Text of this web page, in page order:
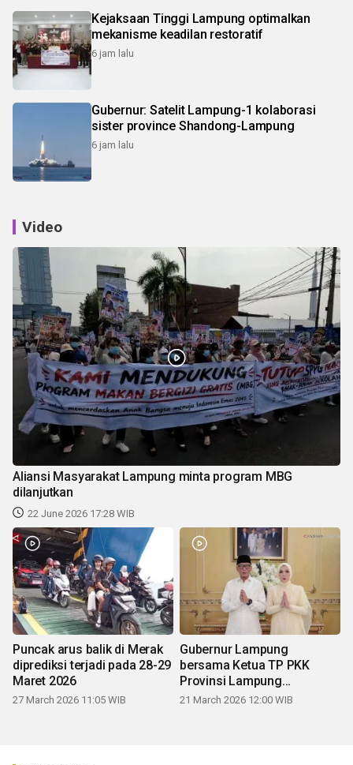
Kejaksaan Tinggi Lampung optimalkan
mekanisme keadilan restoratif
6 jam lalu
Gubernur: Satelit Lampung-1 kolaborasi
sister province Shandong-Lampung
6 jam lalu
Video
Aliansi Masyarakat Lampung minta program MBG
dilanjutkan
22 June 2026 17:28 WIB
Puncak arus balik di Merak
diprediksi terjadi pada 28-29
Maret 2026
27 March 2026 11:05 WIB
Gubernur Lampung
bersama Ketua TP PKK
Provinsi Lampung
mengucapkan Selamat Hari
21 March 2026 12:00 WIB